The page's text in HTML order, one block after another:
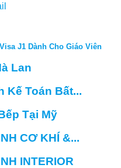
J1 Dành Cho Giáo Viên
Lan
Kế Toán Bất...
Tại Mỹ
CƠ KHÍ &...
INTERIOR